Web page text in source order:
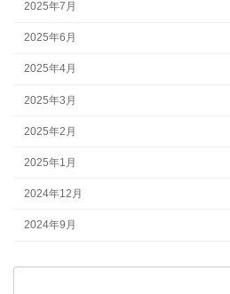
2025年7月
2025年6月
2025年4月
2025年3月
2025年2月
2025年1月
2024年12月
2024年9月
検